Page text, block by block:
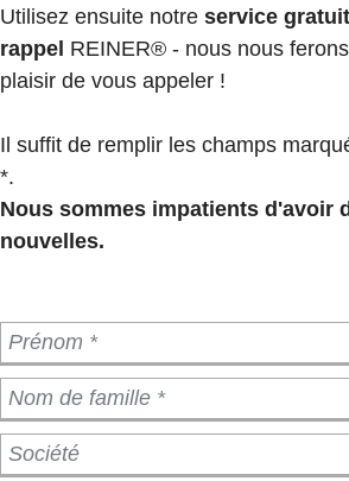
Utilisez ensuite notre service
rappel REINER® - nous nous
plaisir de vous appeler !
Il suffit de remplir les champs
*.
Nous sommes impatients d'avoir
nouvelles.